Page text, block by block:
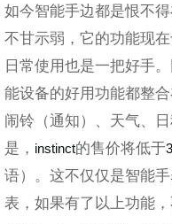
如今智能手边都是恨不
不甘示弱，它的功能现
日常使用也是一把好手
能设备的好用功能都整
闹铃（通知）、天气、
是， instinct的售价将低于
语）。这不仅仅是智能
表，如果有了以上功能，